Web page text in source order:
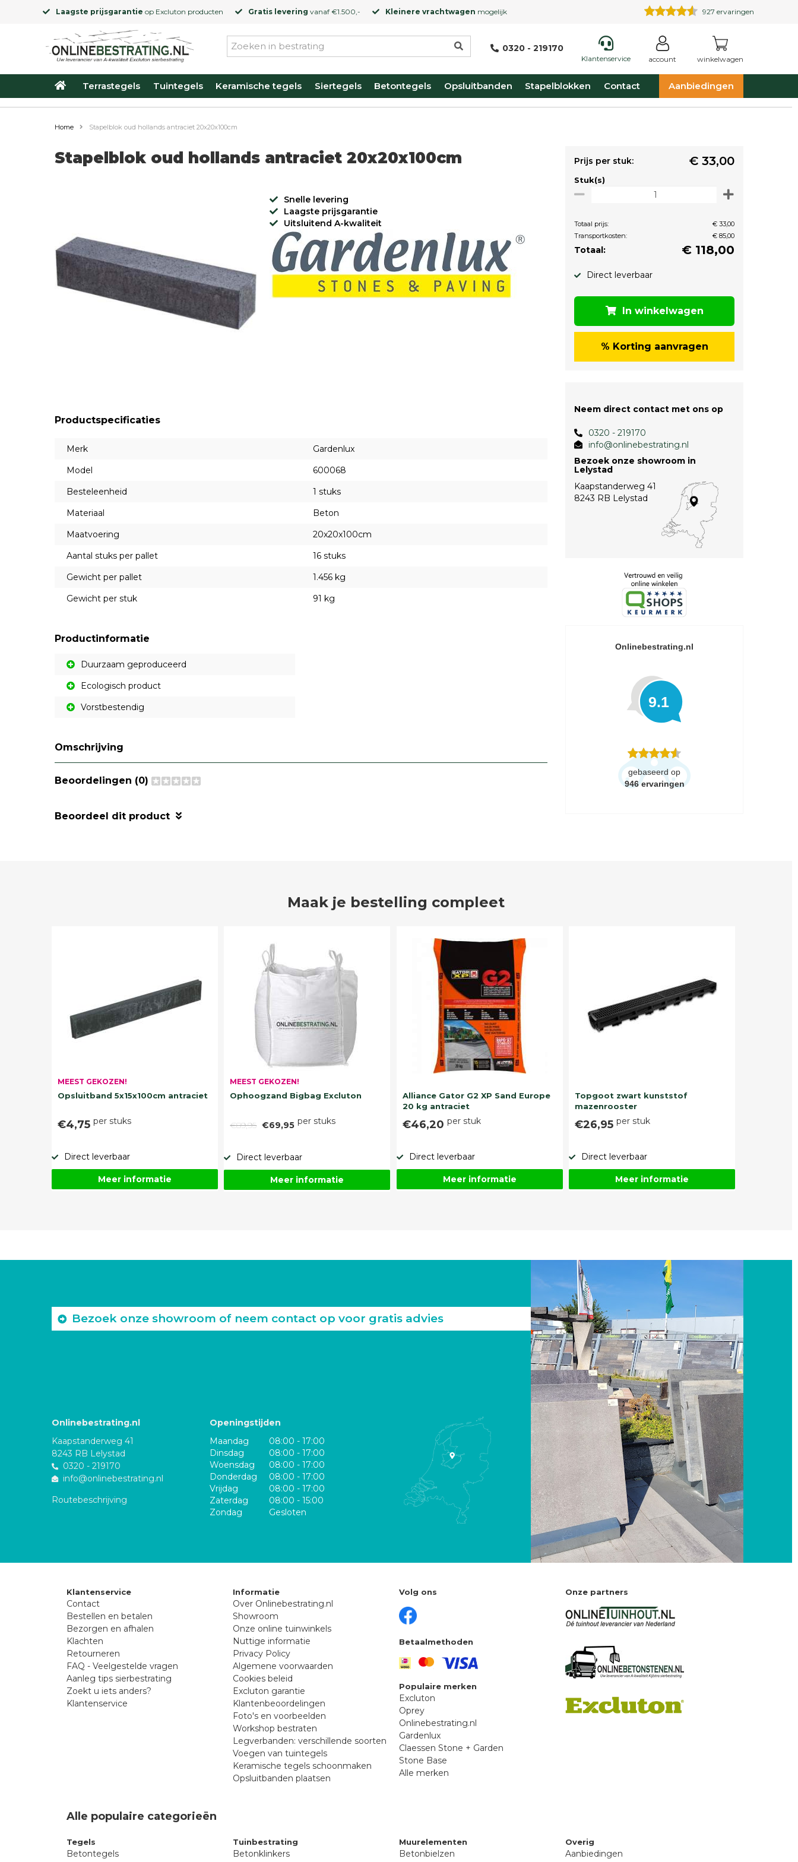
Laagste prijsgarantie op Excluton producten Gratis levering vanaf €1.500,- Kleinere vrachtwagen mogelijk 927 ervaringen
0320 - 219170
Klantenservice account winkelwagen
Terrastegels Tuintegels Keramische tegels Siertegels Betontegels Opsluitbanden Stapelblokken Contact Aanbiedingen
Home Stapelblok oud hollands antraciet 20x20x100cm
Stapelblok oud hollands antraciet 20x20x100cm
Snelle levering
Laagste prijsgarantie
Uitsluitend A-kwaliteit
Productspecificaties
Merk
Gardenlux
Model
600068
Besteleenheid
1 stuks
Materiaal
Beton
Maatvoering
20x20x100cm
Aantal stuks per pallet
16 stuks
Gewicht per pallet
1.456 kg
Gewicht per stuk
91 kg
Productinformatie
Duurzaam geproduceerd
Ecologisch product
Vorstbestendig
Omschrijving
Beoordelingen (0)
Beoordeel dit product
Prijs per stuk: € 33,00
Stuk(s)
Totaal prijs:
€ 33,00
Transportkosten:
€ 85,00
Totaal: € 118,00
Direct leverbaar
In winkelwagen
% Korting aanvragen
Neem direct contact met ons op
0320 - 219170
info@onlinebestrating.nl
Bezoek onze showroom in
Lelystad
Kaapstanderweg 41
8243 RB Lelystad
Onlinebestrating.nl
9.1
gebaseerd op
946 ervaringen
Maak je bestelling compleet
MEEST GEKOZEN!
Opsluitband 5x15x100cm antraciet
€4,75 per stuks
Direct leverbaar
Meer informatie
MEEST GEKOZEN!
Ophoogzand Bigbag Excluton
€89,95 €69,95 per stuks
Direct leverbaar
Meer informatie
Alliance Gator G2 XP Sand Europe
20 kg antraciet
€46,20 per stuk
Direct leverbaar
Meer informatie
Topgoot zwart kunststof
mazenrooster
€26,95 per stuk
Direct leverbaar
Meer informatie
Bezoek onze showroom of neem contact op voor gratis advies
Onlinebestrating.nl
Kaapstanderweg 41
8243 RB Lelystad
0320 - 219170
info@onlinebestrating.nl
Routebeschrijving
Openingstijden
Maandag
08:00 - 17:00
Dinsdag
08:00 - 17:00
Woensdag
08:00 - 17:00
Donderdag
08:00 - 17:00
Vrijdag
08:00 - 17:00
Zaterdag
08:00 - 15:00
Zondag
Gesloten
Klantenservice
Contact
Bestellen en betalen
Bezorgen en afhalen
Klachten
Retourneren
FAQ - Veelgestelde vragen
Aanleg tips sierbestrating
Zoekt u iets anders?
Klantenservice
Informatie
Over Onlinebestrating.nl
Showroom
Onze online tuinwinkels
Nuttige informatie
Privacy Policy
Algemene voorwaarden
Cookies beleid
Excluton garantie
Klantenbeoordelingen
Foto's en voorbeelden
Workshop bestraten
Legverbanden: verschillende soorten
Voegen van tuintegels
Keramische tegels schoonmaken
Opsluitbanden plaatsen
Volg ons
Betaalmethoden
Populaire merken
Excluton
Oprey
Onlinebestrating.nl
Gardenlux
Claessen Stone + Garden
Stone Base
Alle merken
Onze partners
Alle populaire categorieën
Tegels
Betontegels
Tuinbestrating
Betonklinkers
Muurelementen
Betonbielzen
Overig
Aanbiedingen